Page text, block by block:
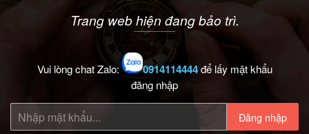
Trang web hiện đang bảo trì.
Vui lòng chat Zalo: 0914114444để lấy mật khẩu
đăng nhập
Đăng nhập